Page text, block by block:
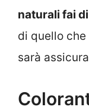
naturali fai
di quello
sarà